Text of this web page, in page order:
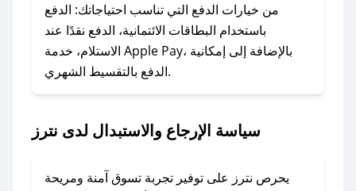
### ماذا أفعل إذا لم أجد كود خصم لمتجري
المفضل؟
في حال عدم توفر كوبونات لمتجرك المفضل، يمكنك
مراسلتنا مباشرة وسنعمل على توفير الكوبونات في
نترز؟
من خيارات الدفع التي تناسب احتياجاتك: الدفع
باستخدام البطاقات الائتمانية، الدفع نقدًا عند
الاستلام، خدمة Apple Pay، بالإضافة إلى إمكانية
الدفع بالتقسيط الشهري.
سياسة الإرجاع والاستبدال لدى نترز
يحرص نترز على توفير تجربة تسوق آمنة ومريحة